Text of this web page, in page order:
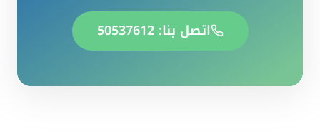
اتصل بنا: 50537612